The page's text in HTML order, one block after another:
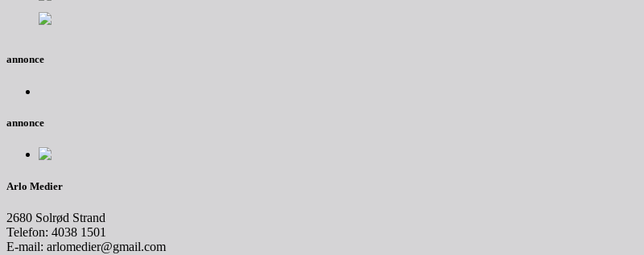
annonce
annonce
Arlo Medier
2680 Solrød Strand
Telefon: 4038 1501
E-mail: arlomedier@gmail.com